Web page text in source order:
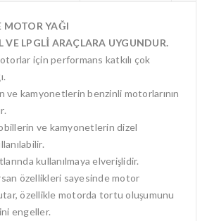
MOTOR YAĞI
VE LPGLİ ARAÇLARA UYGUNDUR.
için performans katkılı çok
ve kamyonetlerin benzinli motorlarının
ve kamyonetlerin dizel
kullanılmaya elverişlidir.
özellikleri sayesinde motor
özellikle motorda tortu oluşumunu
engeller.